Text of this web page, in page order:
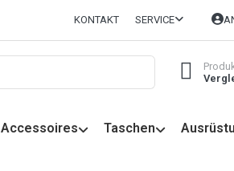
KONTAKT SERVICE
Accessoires Taschen